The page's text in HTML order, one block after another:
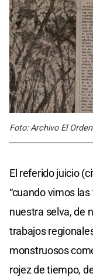
Foto: Archivo El
El referido juicio
“cuando vimos
nuestra selva, de
trabajos
monstruosos
rojez de tiempo,